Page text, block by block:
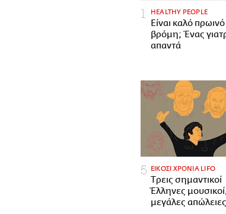
HEALTHY PEOPLE
Είναι καλό
βρόμη; Ένας
απαντά
ΕΙΚΟΣΙ ΧΡΟΝΙΑ LIFO
Tρεις σημαντικοί
Έλληνες
μεγάλες απώλειες